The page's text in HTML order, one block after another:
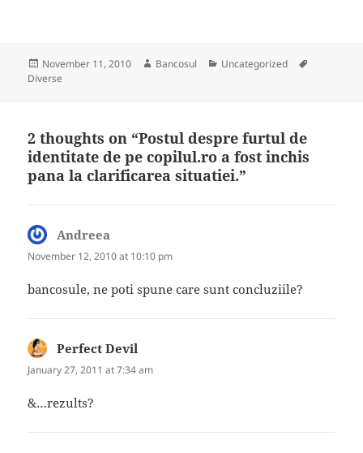
Posted
on
November 11, 2010 Author
Bancosul Categories
Uncategorized
Diverse
2 thoughts on “Postul despre furtul de
identitate de pe copilul.ro a fost inchis
pana la clarificarea situatiei.”
Andreea
November 12, 2010 at 10:10 pm
bancosule, ne poti spune care sunt concluziile?
Perfect Devil
January 27, 2011 at 7:34 am
&…rezults?